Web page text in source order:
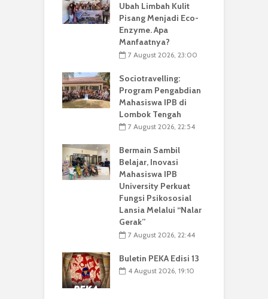
Ubah Limbah Kulit
Pisang Menjadi Eco-
Enzyme. Apa
Manfaatnya?
7 August 2026, 23:00
Sociotravelling:
Program Pengabdian
Mahasiswa IPB di
Lombok Tengah
7 August 2026, 22:54
Bermain Sambil
Belajar, Inovasi
Mahasiswa IPB
University Perkuat
Fungsi Psikososial
Lansia Melalui “Nalar
Gerak”
7 August 2026, 22:44
Buletin PEKA Edisi 13
4 August 2026, 19:10